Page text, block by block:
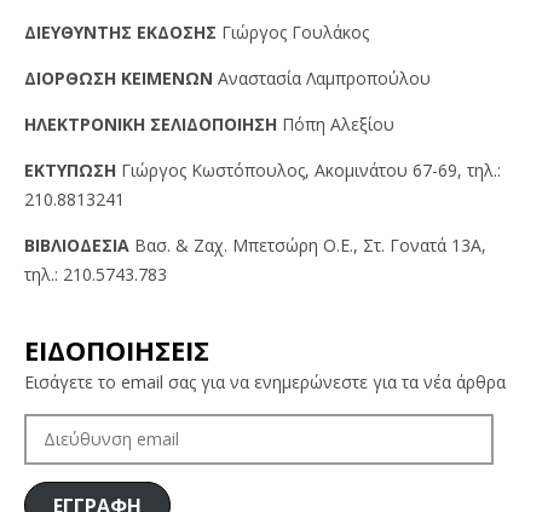
ΔIEYΘYNTHΣ EKΔOΣHΣ Γιώργος Γουλάκος
ΔIOPΘΩΣH KEIMENΩN Αναστασία Λαμπροπούλου
HΛEKTPONIKH ΣEΛIΔOΠOIHΣH Πόπη Αλεξίου
EKTYΠΩΣH Γιώργος Kωστόπουλος, Aκομινάτου 67-69, τηλ.:
210.8813241
BIBΛIOΔEΣIA Βασ. & Ζαχ. Μπετσώρη O.Ε., Στ. Γονατά 13A,
τηλ.: 210.5743.783
ΕΙΔΟΠΟΙΗΣΕΙΣ
Εισάγετε το email σας για να ενημερώνεστε για τα νέα άρθρα
ΔΙΕΎΘΥΝΣΗ
ΕΓΓΡΑΦΗ